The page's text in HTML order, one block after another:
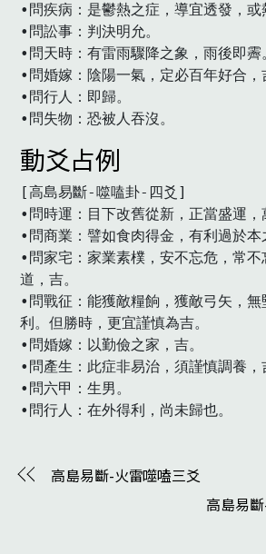
•問疾病：是鬱熱之症，導宜透發，或
•問訟事：判決明允。
•問天時：有雷雨驟降之象，雨後即霽
•問婚嫁：陰陽一氣，定必百年好合，
•問行人：即歸。
•問失物：恐被人吞沒。
動爻占例
[高島易斷-噬嗑卦-四爻]
•問時運：目下改舊從新，正當盛運，
•問商業：譬如食肉得金，有利過於本
•問家宅：家業素樸，安不忘危，常
道，吉。
•問戰征：能獲敵糧餉，獲敵弓矢，
利。但勝時，更宜謹慎為吉。
•問婚嫁：以勤儉之家，吉。
•問產生：此症非易治，須謹慎調養，
•問六甲：生男。
•問行人：在外得利，尚未歸也。
高島易斷-火雷噬嗑三爻
高島易